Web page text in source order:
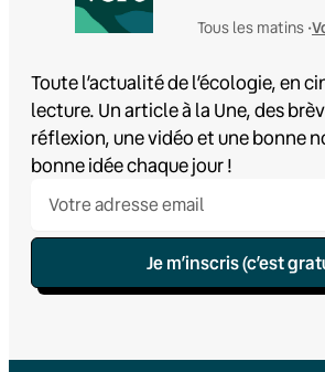
Tous les matins •
Toute l’actualité de l’écologie, en
lecture. Un article à la Une, des
réflexion, une vidéo et une bonne
bonne idée chaque jour !
Je m’inscris (c’est